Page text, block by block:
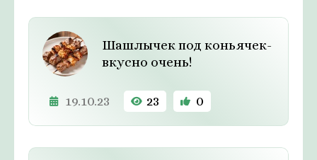
Шашлычек под коньячек-
вкусно очень!
19.10.23 23 0